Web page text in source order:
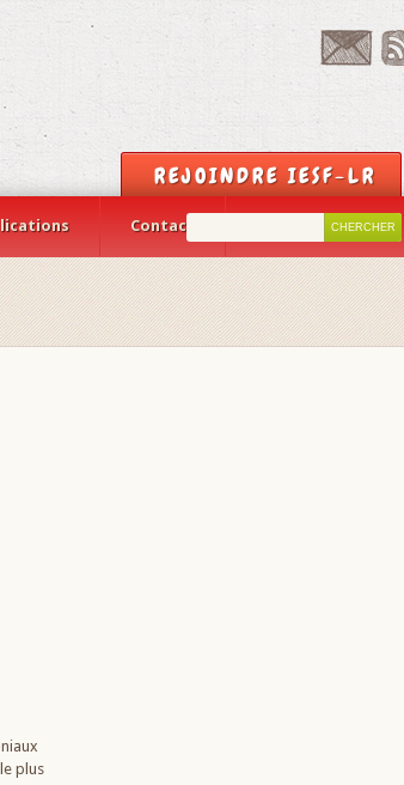
REJOINDRE IESF-LR
Contact
plus